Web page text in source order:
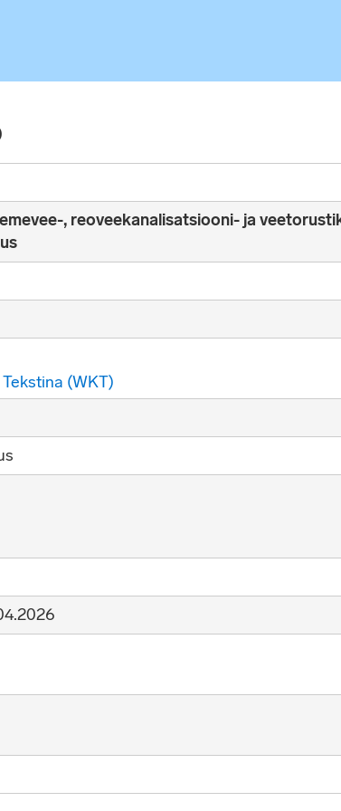
, reoveekanalisatsiooni- ja
Tekstina (WKT)